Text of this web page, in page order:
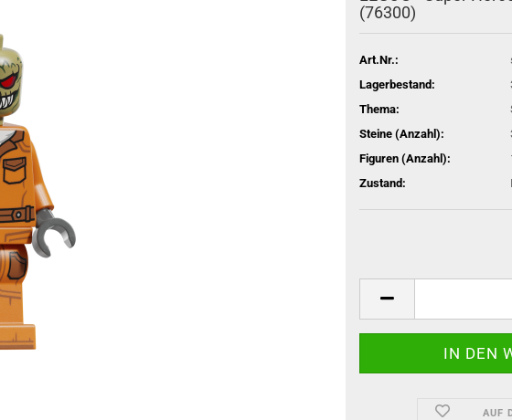
(76300)
Art.Nr.:
Lagerbestand:
Thema:
Steine (Anzahl):
Figuren (Anzahl):
Zustand:
AUF